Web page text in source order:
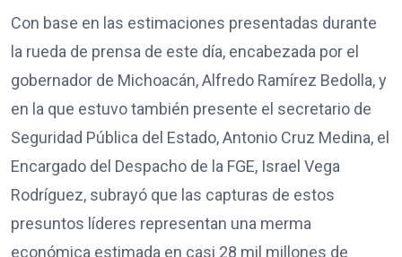
Con base en las estimaciones presentadas durante
la rueda de prensa de este día, encabezada por el
gobernador de Michoacán, Alfredo Ramírez Bedolla, y
en la que estuvo también presente el secretario de
Seguridad Pública del Estado, Antonio Cruz Medina, el
Encargado del Despacho de la FGE, Israel Vega
Rodríguez, subrayó que las capturas de estos
presuntos líderes representan una merma
económica estimada en casi 28 mil millones de